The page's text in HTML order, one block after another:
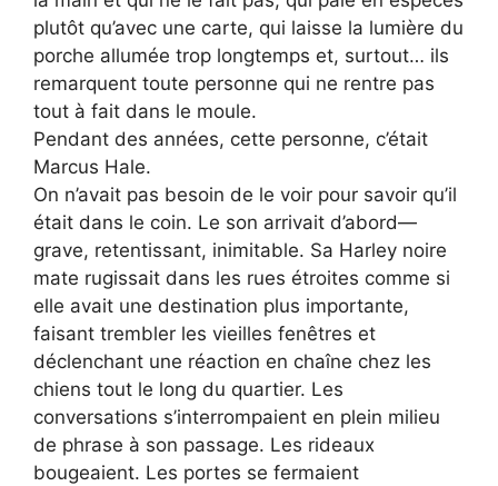
plutôt qu’avec une carte, qui laisse la lumière du
porche allumée trop longtemps et, surtout… ils
remarquent toute personne qui ne rentre pas
tout à fait dans le moule.
Pendant des années, cette personne, c’était
Marcus Hale.
On n’avait pas besoin de le voir pour savoir qu’il
était dans le coin. Le son arrivait d’abord—
grave, retentissant, inimitable. Sa Harley noire
mate rugissait dans les rues étroites comme si
elle avait une destination plus importante,
faisant trembler les vieilles fenêtres et
déclenchant une réaction en chaîne chez les
chiens tout le long du quartier. Les
conversations s’interrompaient en plein milieu
de phrase à son passage. Les rideaux
bougeaient. Les portes se fermaient